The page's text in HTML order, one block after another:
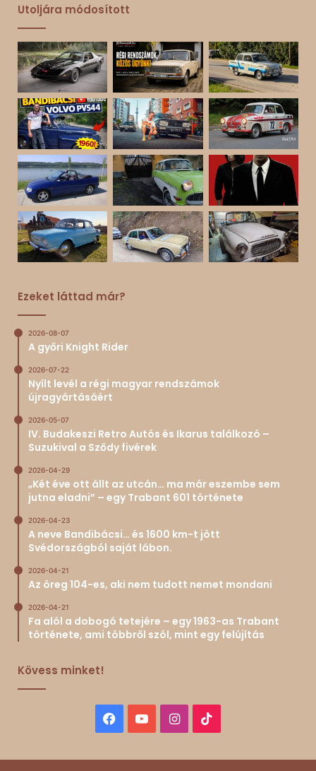
Utoljára módosított
Ezeket láttad már?
2026-08-07
A győri Knight Rider
2026-07-22
Nyílt levél a régi magyar rendszámok
újragyártásáért
2026-05-07
IV. Budakeszi Retro Autós és Ikarus találkozó –
Suzukival a Sződy fivérek
2026-04-29
„Két éve ott állt az utcán… ma már eszembe sem
jutna eladni” – egy Trabant 601 története
2026-04-23
A neve Bandibácsi… és 1600 km-t jött
Svédországból saját lábon.
2026-04-21
Az öreg 104-es, aki nem tudott nemet mondani
2026-04-21
Fa alól a dobogó tetejére – egy 1963-as Trabant
története, ami többről szól, mint egy felújítás
Kövess minket!
Facebook
YouTubeInstagram